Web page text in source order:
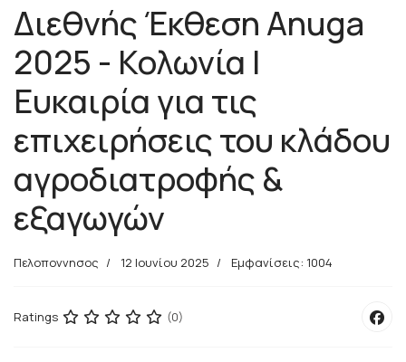
Διεθνής Έκθεση Anuga
2025 - Κολωνία |
Ευκαιρία για τις
επιχειρήσεις του κλάδου
αγροδιατροφής &
εξαγωγών
Πελοποννησος 12 Ιουνίου 2025 Εμφανίσεις: 1004
Ratings (0)